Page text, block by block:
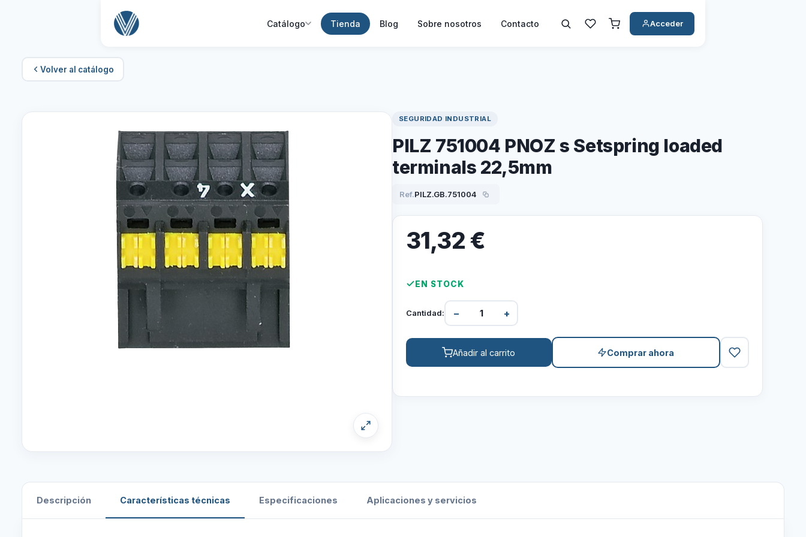
Catálogo Tienda Blog Sobre nosotros Contacto Acceder
Volver al catálogo
SEGURIDAD INDUSTRIAL
PILZ 751004 PNOZ s Setspring loaded
terminals 22,5mm
Ref.PILZ.GB.751004
31,32€
EN STOCK
Cantidad: − +
Añadir al carrito Comprar ahora
Descripción Características técnicas Especificaciones Aplicaciones y servicios